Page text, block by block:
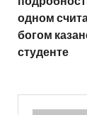
одном
богом
студенте